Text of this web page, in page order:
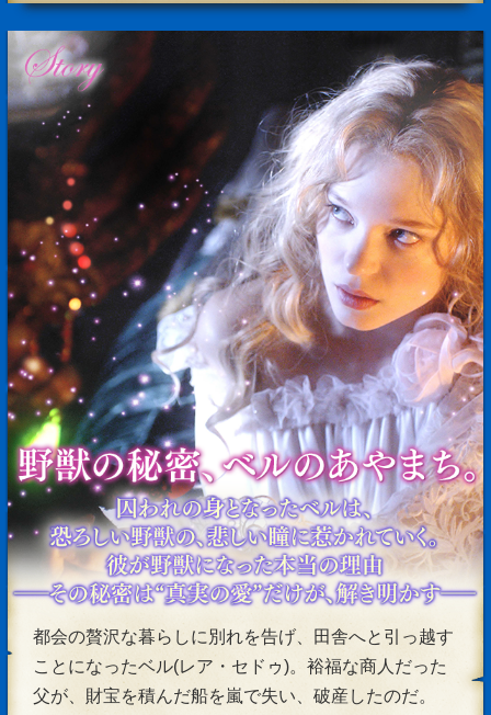
都会の贅沢な暮らしに別れを告げ、田舎へと引っ越す
ことになったベル(レア・セドゥ)。裕福な商人だった
父が、財宝を積んだ船を嵐で失い、破産したのだ。